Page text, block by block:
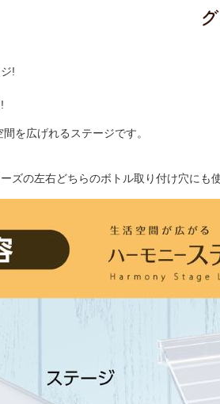
!
を広げれるステージです。
ズの左右どちらのボトル取り付け穴にも使